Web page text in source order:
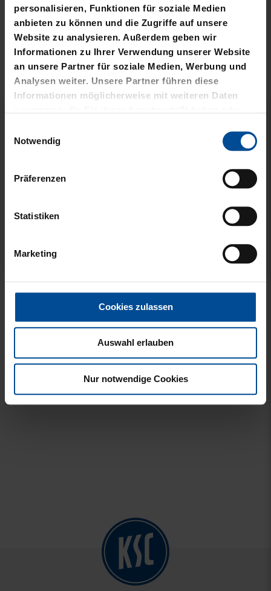
personalisieren, Funktionen für soziale Medien
anbieten zu können und die Zugriffe auf unsere
Website zu analysieren. Außerdem geben wir
Informationen zu Ihrer Verwendung unserer Website
an unsere Partner für soziale Medien, Werbung und
Analysen weiter. Unsere Partner führen diese
Informationen möglicherweise mit weiteren Daten
gesammelt haben.
Notwendig
Präferenzen
Statistiken
Marketing
Cookies zulassen
Auswahl erlauben
Nur notwendige Cookies
VERWANDTE
PRODUKTE
KISSEN FÜR SCHULTÜTE
KSC 35CM
Sale
RUCKSACK
VERSCHLUSS RPET
SCHWARZ
30 Tage Bestpreis: 10,00 €